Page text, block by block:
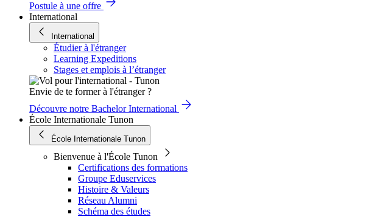
Postule à une offre
International
International
Étudier à l'étranger
Learning Expeditions
Stages et emplois à l’étranger
Envie de te former à l'étranger ?
Découvre notre Bachelor International
École Internationale Tunon
École Internationale Tunon
Bienvenue à l'École Tunon
Certifications des formations
Groupe Eduservices
Histoire & Valeurs
Réseau Alumni
Schéma des études